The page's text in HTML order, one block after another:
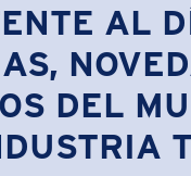
AL
DEL